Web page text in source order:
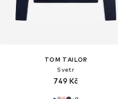
TOM TAILOR
Svetr
749 Kč